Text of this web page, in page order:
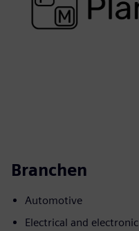
Branchen
Automotive
Electrical and electronic